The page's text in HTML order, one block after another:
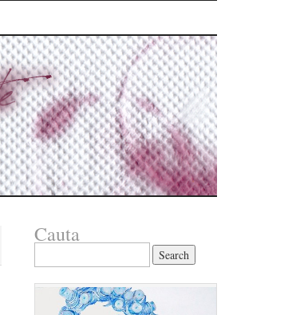
Cauta